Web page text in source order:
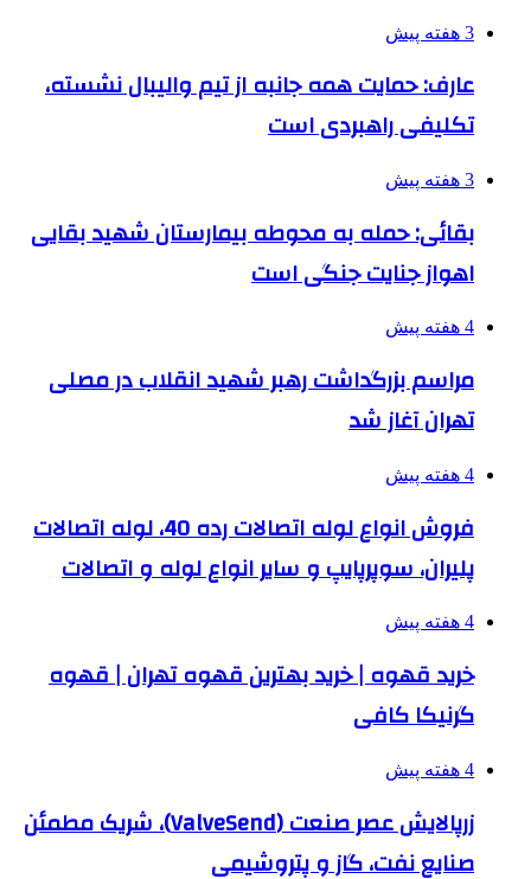
3 هفته پیش
عارف: حمایت همه جانبه از تیم والیبال نشسته،
تکلیفی راهبردی است
3 هفته پیش
بقائی: حمله به محوطه بیمارستان شهید بقایی
اهواز جنایت جنگی است
4 هفته پیش
مراسم بزرگداشت رهبر شهید انقلاب در مصلی
تهران آغاز شد
4 هفته پیش
فروش انواع لوله اتصالات رده 40، لوله اتصالات
پلیران، سوپرپایپ و سایر انواع لوله و اتصالات
4 هفته پیش
خرید قهوه | خرید بهترین قهوه تهران | قهوه
گرنیکا کافی
4 هفته پیش
زرپالایش عصر صنعت (ValveSend)، شریک مطمئن
صنایع نفت، گاز و پتروشیمی